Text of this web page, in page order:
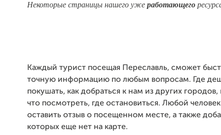
Некоторые страницы нашего уже работающего
Каждый турист посещая Переславль, сможет
точную информацию по любым вопросам. Где
покушать, как добраться к нам из других городов,
что посмотреть, где остановиться. Любой
оставить отзыв о посещенном месте, а также
которых еще нет на карте.